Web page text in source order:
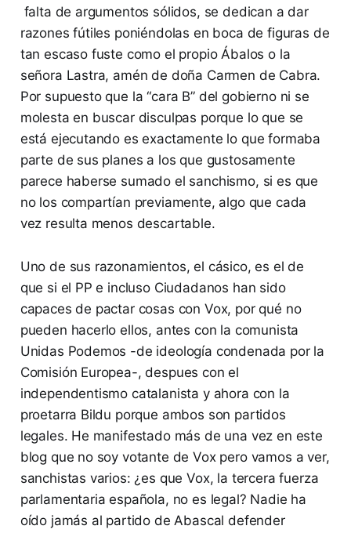
falta de argumentos sólidos, se dedican a dar
razones fútiles poniéndolas en boca de figuras de
tan escaso fuste como el propio Ábalos o la
señora Lastra, amén de doña Carmen de Cabra.
Por supuesto que la “cara B” del gobierno ni se
molesta en buscar disculpas porque lo que se
está ejecutando es exactamente lo que formaba
parte de sus planes a los que gustosamente
parece haberse sumado el sanchismo, si es que
no los compartían previamente, algo que cada
vez resulta menos descartable.
Uno de sus razonamientos, el cásico, es el de
que si el PP e incluso Ciudadanos han sido
capaces de pactar cosas con Vox, por qué no
pueden hacerlo ellos, antes con la comunista
Unidas Podemos -de ideología condenada por la
Comisión Europea-, despues con el
independentismo catalanista y ahora con la
proetarra Bildu porque ambos son partidos
legales. He manifestado más de una vez en este
blog que no soy votante de Vox pero vamos a ver,
sanchistas varios: ¿es que Vox, la tercera fuerza
parlamentaria española, no es legal? Nadie ha
oído jamás al partido de Abascal defender